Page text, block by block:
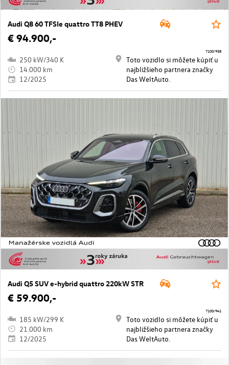
Audi Q8 60 TFSIe quattro TT8 PHEV
€ 94.900,-
250 kW/340 K
14.000 km
12/2025
Toto vozidlo si môžete kúpiť u
najbližšieho partnera značky
Das WeltAuto.
7100/938
Audi Q5 SUV e-hybrid quattro 220kW STR
€ 59.900,-
185 kW/299 K
21.000 km
12/2025
Toto vozidlo si môžete kúpiť u
najbližšieho partnera značky
Das WeltAuto.
7100/941